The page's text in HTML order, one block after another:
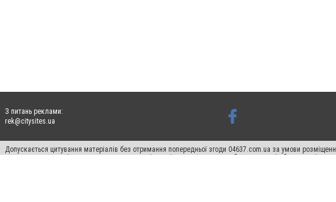
З питань реклами:
rek@citysites.ua
Допускається цитування матеріалів без отримання попередньої згоди 04637.com.ua за умови
пошукових систем гіперпосилання на цитовані статті не нижче другого абзацу в тексті або в якості